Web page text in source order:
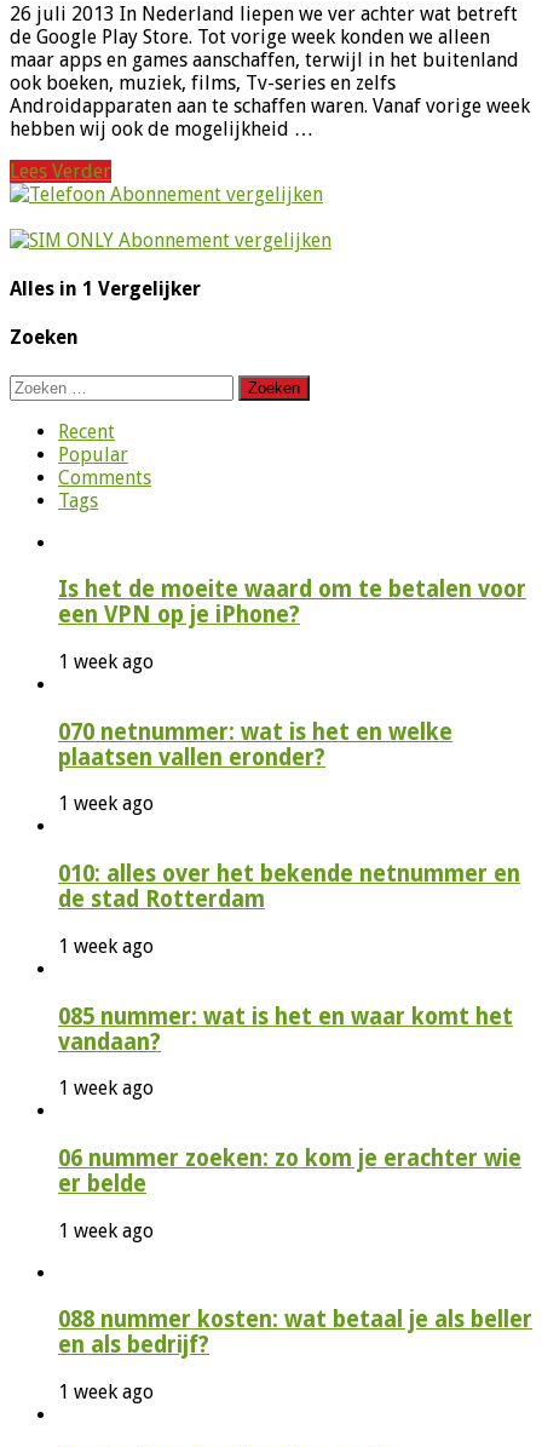
26 juli 2013 In Nederland liepen we ver achter wat betreft
de Google Play Store. Tot vorige week konden we alleen
maar apps en games aanschaffen, terwijl in het buitenland
ook boeken, muziek, films, Tv-series en zelfs
Androidapparaten aan te schaffen waren. Vanaf vorige week
hebben wij ook de mogelijkheid …
Lees Verder
Alles in 1 Vergelijker
Zoeken
Zoeken
naar:
Recent
Popular
Comments
Tags
Is het de moeite waard om te betalen voor
een VPN op je iPhone?
1 week ago
070 netnummer: wat is het en welke
plaatsen vallen eronder?
1 week ago
010: alles over het bekende netnummer en
de stad Rotterdam
1 week ago
085 nummer: wat is het en waar komt het
vandaan?
1 week ago
06 nummer zoeken: zo kom je erachter wie
er belde
1 week ago
088 nummer kosten: wat betaal je als beller
en als bedrijf?
1 week ago